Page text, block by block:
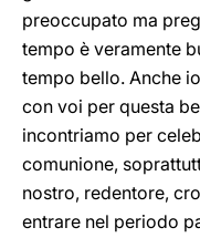
preoccupato ma
tempo è veramente
tempo bello. Anche
con voi per questa
incontriamo per
comunione,
nostro, redentore,
entrare nel periodo